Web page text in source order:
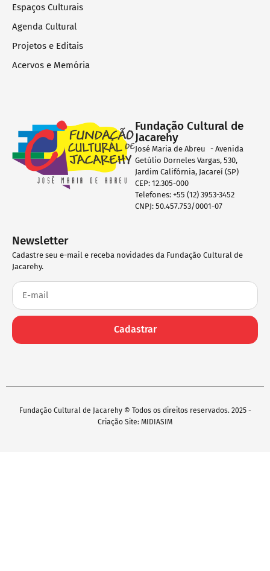
Espaços Culturais
Agenda Cultural
Projetos e Editais
Acervos e Memória
Fundação Cultural de
Jacarehy
José Maria de Abreu - Avenida
Getúlio Dorneles Vargas, 530,
Jardim Califórnia, Jacareí (SP)
CEP: 12.305-000
Telefones: +55 (12) 3953-3452
CNPJ: 50.457.753/0001-07
Newsletter
Cadastre seu e-mail e receba novidades da Fundação Cultural de
Jacarehy.
Cadastrar
Fundação Cultural de Jacarehy © Todos os direitos reservados. 2025 -
Criação Site: MIDIASIM